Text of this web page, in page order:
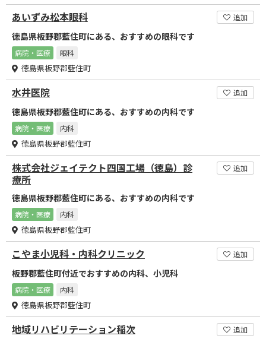
あいずみ松本眼科 追加
徳島県板野郡藍住町にある、おすすめの眼科です
病院・医療 眼科
徳島県板野郡藍住町
水井医院 追加
徳島県板野郡藍住町にある、おすすめの内科です
病院・医療 内科
徳島県板野郡藍住町
株式会社ジェイテクト四国工場（徳島）診
療所
追加
徳島県板野郡藍住町にある、おすすめの内科です
病院・医療 内科
徳島県板野郡藍住町
こやま小児科・内科クリニック 追加
板野郡藍住町付近でおすすめの内科、小児科
病院・医療 内科
徳島県板野郡藍住町
地域リハビリテーション稲次 追加